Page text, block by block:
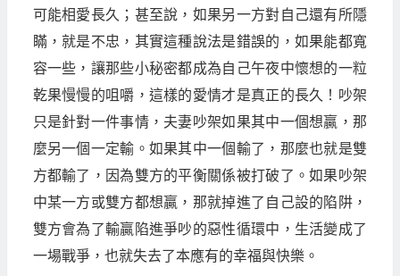
可能相愛長久；甚至說，如果另一方對自己還有所隱
瞞，就是不忠，其實這種說法是錯誤的，如果能都寬
容一些，讓那些小秘密都成為自己午夜中懷想的一粒
乾果慢慢的咀嚼，這樣的愛情才是真正的長久！吵架
只是針對一件事情，夫妻吵架如果其中一個想贏，那
麼另一個一定輸。如果其中一個輸了，那麼也就是雙
方都輸了，因為雙方的平衡關係被打破了。如果吵架
中某一方或雙方都想贏，那就掉進了自己設的陷阱，
雙方會為了輸贏陷進爭吵的惡性循環中，生活變成了
一場戰爭，也就失去了本應有的幸福與快樂。